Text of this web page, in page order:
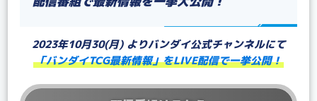
2023年10月30(月) よりバンダイ公式チャンネルにて
「バンダイTCG最新情報」をLIVE配信で一挙公開！